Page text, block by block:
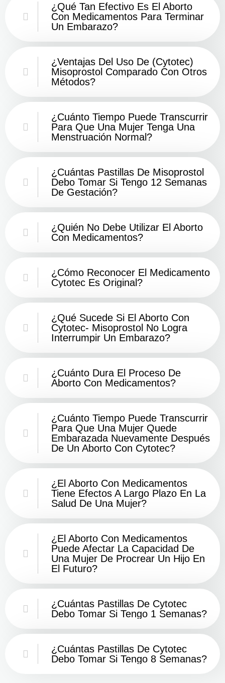
¿Qué Tan Efectivo Es El Aborto
Con Medicamentos Para Terminar
Un Embarazo?
¿Ventajas Del Uso De (Cytotec)
Misoprostol Comparado Con Otros
Métodos?
¿Cuánto Tiempo Puede Transcurrir
Para Que Una Mujer Tenga Una
Menstruación Normal?
¿Cuántas Pastillas De Misoprostol
Debo Tomar Si Tengo 12 Semanas
De Gestación?
¿Quién No Debe Utilizar El Aborto
Con Medicamentos?
¿Cómo Reconocer El Medicamento
Cytotec Es Original?
¿Qué Sucede Si El Aborto Con
Cytotec- Misoprostol No Logra
Interrumpir Un Embarazo?
¿Cuánto Dura El Proceso De
Aborto Con Medicamentos?
¿Cuánto Tiempo Puede Transcurrir
Para Que Una Mujer Quede
Embarazada Nuevamente Después
De Un Aborto Con Cytotec?
¿El Aborto Con Medicamentos
Tiene Efectos A Largo Plazo En La
Salud De Una Mujer?
¿El Aborto Con Medicamentos
Puede Afectar La Capacidad De
Una Mujer De Procrear Un Hijo En
El Futuro?
¿Cuántas Pastillas De Cytotec
Debo Tomar Si Tengo 1 Semanas?
¿Cuántas Pastillas De Cytotec
Debo Tomar Si Tengo 8 Semanas?